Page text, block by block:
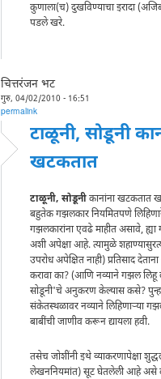
कुणाला(च) दुखविण्याचा इरादा
पडले खरे.
चित्तरंजन भट
गुरु, 04/02/2010 - 16:51
permalink
टाळूनी, सोडूनी
खटकतात
टाळूनी, सोडूनीकानांना खटकतात
बहुतेक गझलकार नियमितपणे
गझलकारांना एवढे माहीत असावे, ह्या
अशी अपेक्षा आहे. त्यामुळे
उपरोध अपेक्षित नाही) प्रतिसाद
करावा का? (आणि नव्याने गझल लिहू
सोडूनी'चे अनुकरण केल्यास कसे? पुन्हा
संकेतस्थळावर नव्याने लिहिणाऱ्या
बाबींची जाणीव करून द्यायला हवी.
तसेच जोशींनी इथे व्याकरणापेक्षा
लेखननियमांत) सूट घेतलेली आहे असे